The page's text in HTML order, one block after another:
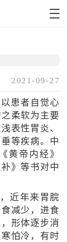
2021-09-27
患者自觉心
柔软为主要
表性胃炎、
等疾病。中
黄帝内经》
》等书对中
近年来胃脘
减少，进食
形体逐步消
怕冷，有时